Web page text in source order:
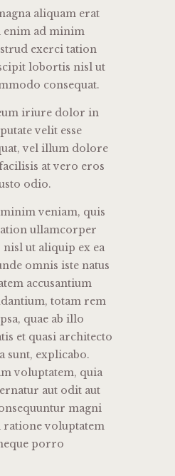
aliquam erat
enim ad minim
exerci tation
lobortis nisl ut
consequat.
iriure dolor in
velit esse
vel illum dolore
at vero eros
odio.
veniam, quis
ullamcorper
ut aliquip ex ea
omnis iste natus
accusantium
totam rem
quae ab illo
et quasi architecto
sunt, explicabo.
voluptatem, quia
aut odit aut
magni
ratione voluptatem
porro